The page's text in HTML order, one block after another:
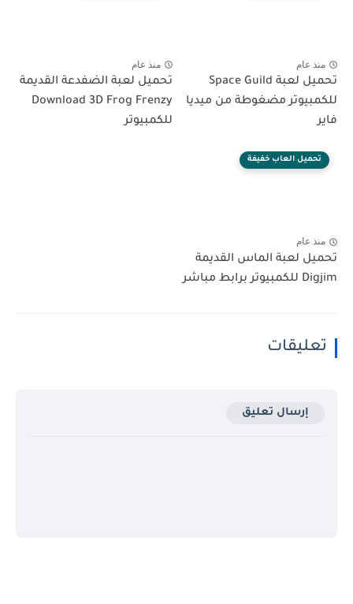
منذ عام
تحميل لعبة Space Guild
للكمبيوتر مضغوطة من ميديا
فاير
منذ عام
تحميل لعبة الضفدعة القديمة
Download 3D Frog Frenzy
للكمبيوتر
تحميل العاب خفيفة
منذ عام
تحميل لعبة الماس القديمة
Digjim للكمبيوتر برابط مباشر
تعليقات
إرسال تعليق